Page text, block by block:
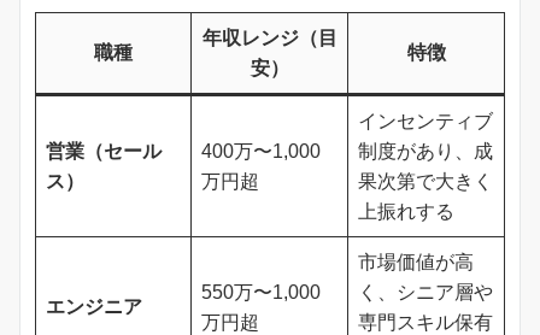
職種
年収レンジ（目
安）
特徴
営業（セール
ス）
400万〜1,000
万円超
インセンティブ
制度があり、成
果次第で大きく
上振れする
エンジニア
550万〜1,000
万円超
市場価値が高
く、シニア層や
専門スキル保有